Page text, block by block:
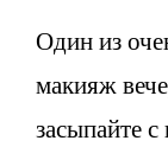
Один из
макияж
засыпайте